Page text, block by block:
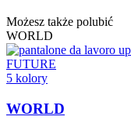
Możesz także polubić
WORLD
FUTURE
5 kolory
WORLD